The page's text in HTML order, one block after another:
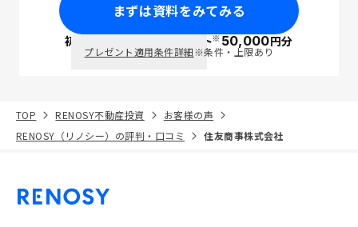
まずは資料をみてみる
初回面談で ポイント※50,000円分
プレゼント適用条件詳細※条件・上限あり
TOP RENOSY不動産投資
お客様の声
RENOSY（リノシー）の評判・口コミ
住友商事株式会社